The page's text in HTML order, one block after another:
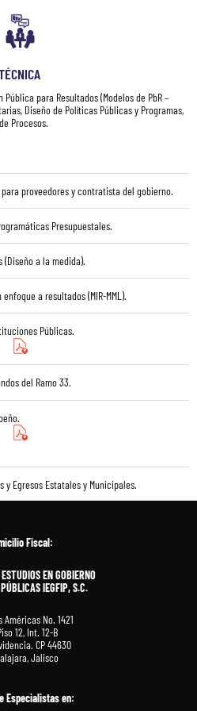
para Resultados (Modelos de PbR –
Diseño de Políticas Públicas y Programas,
Procesos.
proveedores y contratista del gobierno.
Presupuestales.
(Diseño a la medida).
a resultados (MIR-MML).
Públicas.
del Ramo 33.​
Egresos Estatales y Municipales.
Fiscal:
EN GOBIERNO
IEGFIP, S.C.
Américas No. 1421
12, Int. 12-B
CP 44630
Jalisco
Especialistas en: